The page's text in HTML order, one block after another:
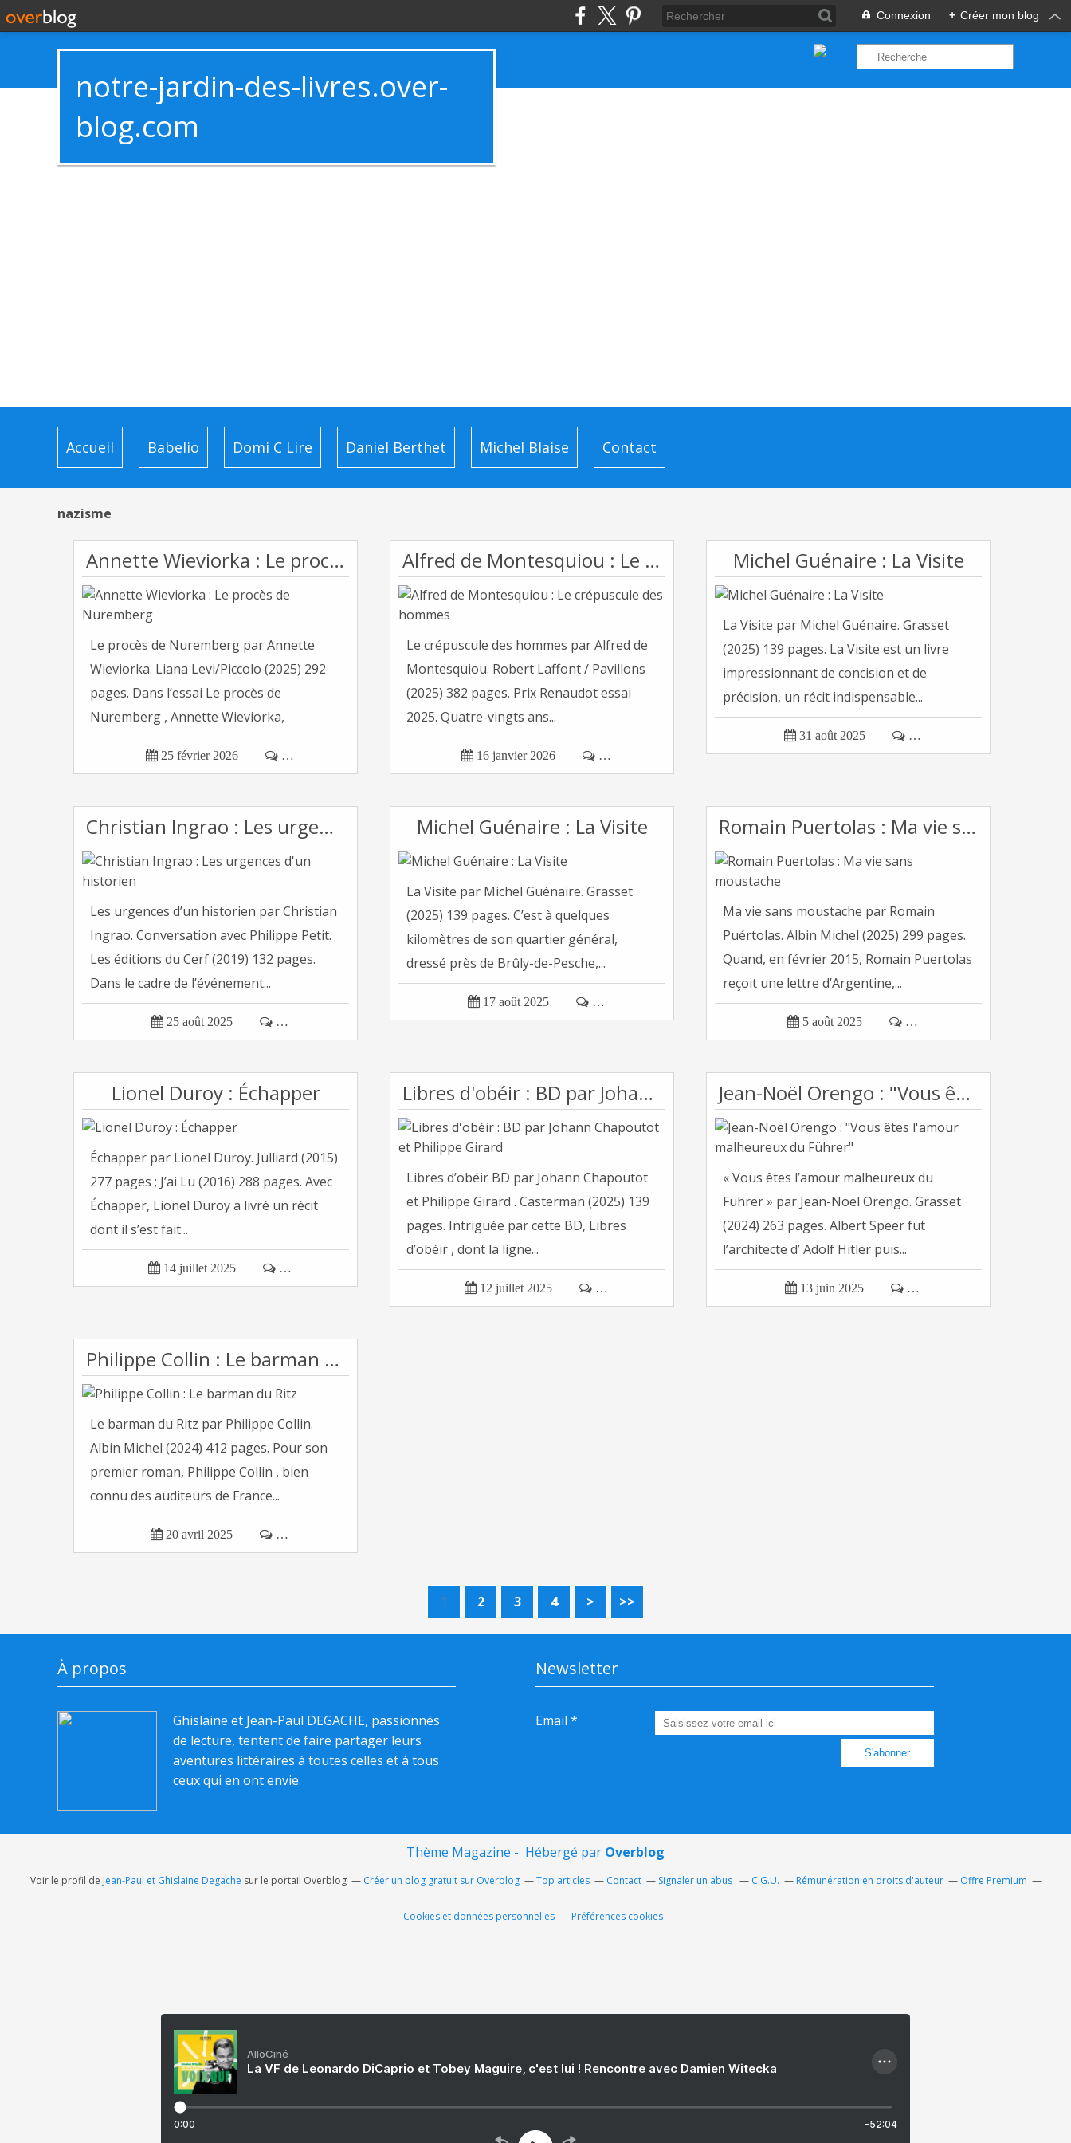
Connexion + Créer mon blog
notre-jardin-des-livres.over-
blog.com
Accueil Babelio Domi C Lire Daniel Berthet Michel Blaise Contact
nazisme
Annette Wieviorka : Le procès de Nuremberg
Le procès de Nuremberg par Annette
Wieviorka. Liana Levi/Piccolo (2025) 292
pages. Dans l’essai Le procès de
Nuremberg , Annette Wieviorka,
historienne,...
 25 février 2026  …
Alfred de Montesquiou : Le crépuscule des hommes
Le crépuscule des hommes par Alfred de
Montesquiou. Robert Laffont / Pavillons
(2025) 382 pages. Prix Renaudot essai
2025. Quatre-vingts ans...
 16 janvier 2026  …
Michel Guénaire : La Visite
La Visite par Michel Guénaire. Grasset
(2025) 139 pages. La Visite est un livre
impressionnant de concision et de
précision, un récit indispensable...
 31 août 2025  …
Christian Ingrao : Les urgences d'un historien
Les urgences d’un historien par Christian
Ingrao. Conversation avec Philippe Petit.
Les éditions du Cerf (2019) 132 pages.
Dans le cadre de l’événement...
 25 août 2025  …
Michel Guénaire : La Visite
La Visite par Michel Guénaire. Grasset
(2025) 139 pages. C’est à quelques
kilomètres de son quartier général,
dressé près de Brûly-de-Pesche,...
 17 août 2025  …
Romain Puertolas : Ma vie sans moustache
Ma vie sans moustache par Romain
Puértolas. Albin Michel (2025) 299 pages.
Quand, en février 2015, Romain Puertolas
reçoit une lettre d’Argentine,...
 5 août 2025  …
Lionel Duroy : Échapper
Échapper par Lionel Duroy. Julliard (2015)
277 pages ; J’ai Lu (2016) 288 pages. Avec
Échapper, Lionel Duroy a livré un récit
dont il s’est fait...
 14 juillet 2025  …
Libres d'obéir : BD par Johann Chapoutot et Philippe Girard
Libres d’obéir BD par Johann Chapoutot
et Philippe Girard . Casterman (2025) 139
pages. Intriguée par cette BD, Libres
d’obéir , dont la ligne...
 12 juillet 2025  …
Jean-Noël Orengo : "Vous êtes l'amour malheureux du Führer"
« Vous êtes l’amour malheureux du
Führer » par Jean-Noël Orengo. Grasset
(2024) 263 pages. Albert Speer fut
l’architecte d’ Adolf Hitler puis...
 13 juin 2025  …
Philippe Collin : Le barman du Ritz
Le barman du Ritz par Philippe Collin.
Albin Michel (2024) 412 pages. Pour son
premier roman, Philippe Collin , bien
connu des auditeurs de France...
 20 avril 2025  …
1 2 3 4 > >>
À propos
Ghislaine et Jean-Paul DEGACHE, passionnés
de lecture, tentent de faire partager leurs
aventures littéraires à toutes celles et à tous
ceux qui en ont envie.
Newsletter
Email
Thème Magazine - Hébergé par Overblog
Voir le profil de Jean-Paul et Ghislaine Degache sur le portail Overblog Créer un blog gratuit sur Overblog Top articles Contact Signaler un abus C.G.U. Rémunération en droits d'auteur Offre Premium
Cookies et données personnelles Préférences cookies
AlloCiné
La VF de Leonardo DiCaprio et Tobey Maguire, c'est lui ! Rencontre avec Damien Witecka
0:00 -52:04